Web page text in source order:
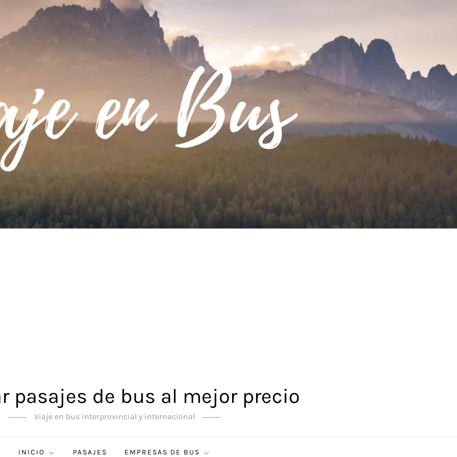
pasajes de bus al mejor precio
Viaje en bus interprovincial y internacional
INICIO PASAJES EMPRESAS DE BUS